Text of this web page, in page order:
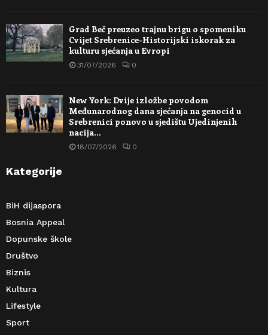
Grad Beč preuzeo trajnu brigu o spomeniku
Cvijet Srebrenice-Historijski iskorak za
kulturu sjećanja u Evropi
31/07/2026 0
New York: Dvije izložbe povodom
Međunarodnog dana sjećanja na genocid u
Srebrenici ponovo u sjedištu Ujedinjenih
nacija…
18/07/2026 0
Kategorije
BiH dijaspora
Bosnia Appeal
Dopunske škole
Društvo
Biznis
Kultura
Lifestyle
Sport